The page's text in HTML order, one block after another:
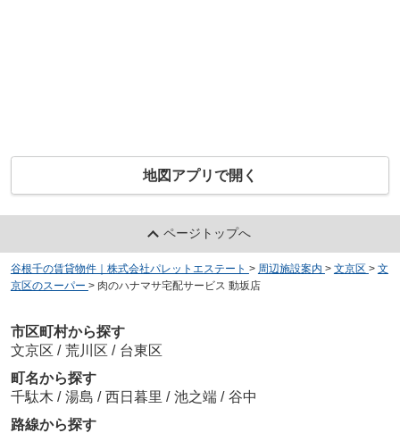
地図アプリで開く
ページトップへ
谷根千の賃貸物件｜株式会社パレットエステート > 周辺施設案内 > 文京区 > 文
京区のスーパー > 肉のハナマサ宅配サービス 動坂店
市区町村から探す
文京区 / 荒川区 / 台東区
町名から探す
千駄木 / 湯島 / 西日暮里 / 池之端 / 谷中
路線から探す